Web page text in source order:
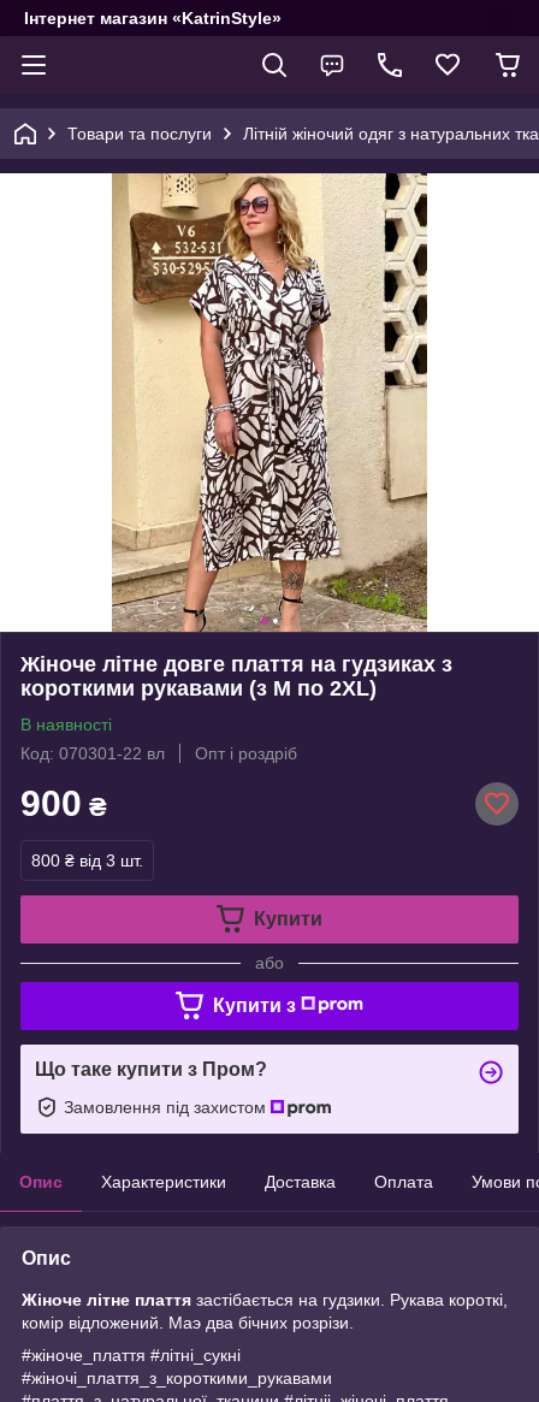
Інтернет магазин «KatrinStyle»
Товари та послуги Літній жіночий одяг з натуральних
Жіноче літне довге плаття на гудзиках з
короткими рукавами (з M по 2XL)
В наявності
Код: 070301-22 вл
Опт і роздріб
900 ₴
800 ₴ від 3 шт.
Купити
або
Купити з
Що таке купити з Пром?
Замовлення під захистом
Опис Характеристики Доставка Оплата Умови
Опис
Жіноче літне плаття застібається на гудзики. Рукава короткі,
комір відложений. Маэ два бічних розрізи.
#жіноче_плаття #літні_сукні
#жіночі_плаття_з_короткими_рукавами